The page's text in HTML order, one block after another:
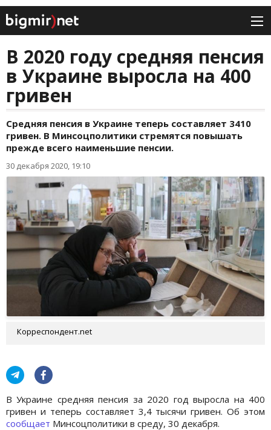
В 2020 году средняя пенсия
в Украине выросла на 400
гривен
Средняя пенсия в Украине теперь составляет 3410
гривен. В Минсоцполитики стремятся повышать
прежде всего наименьшие пенсии.
30 декабря 2020, 19:10
Корреспондент.net
В Украине средняя пенсия за 2020 год выросла на 400
гривен и теперь составляет 3,4 тысячи гривен. Об этом
сообщает Минсоцполитики в среду, 30 декабря.